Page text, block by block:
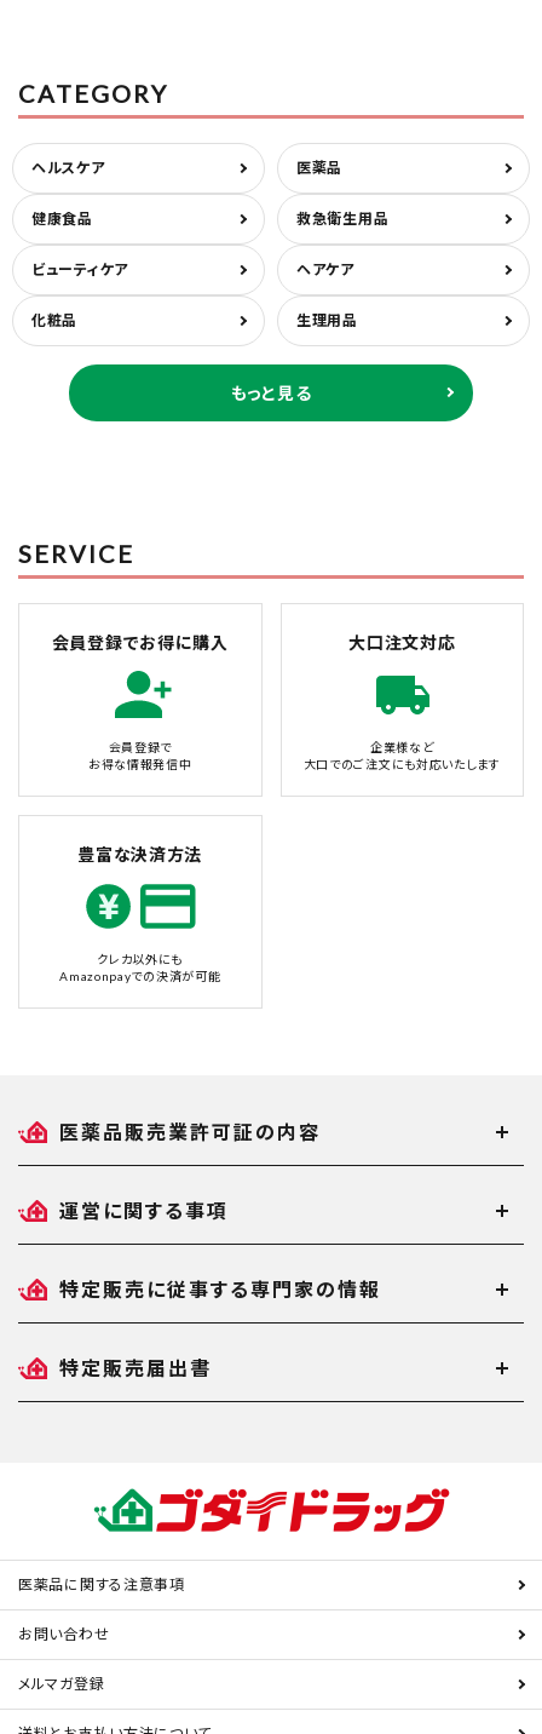
CATEGORY
ヘルスケア 医薬品
健康食品 救急衛生用品
ビューティケア ヘアケア
化粧品 生理用品
もっと見る
SERVICE
会員登録でお得に購入
会員登録で
お得な情報発信中
大口注文対応
企業様など
大口でのご注文にも対応いたします
豊富な決済方法
クレカ以外にも
Amazonpayでの決済が可能
医薬品販売業許可証の内容
運営に関する事項
特定販売に従事する専門家の情報
特定販売届出書
医薬品に関する注意事項
お問い合わせ
メルマガ登録